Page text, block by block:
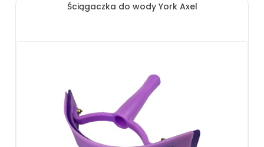
Ściągaczka do wody York Axel